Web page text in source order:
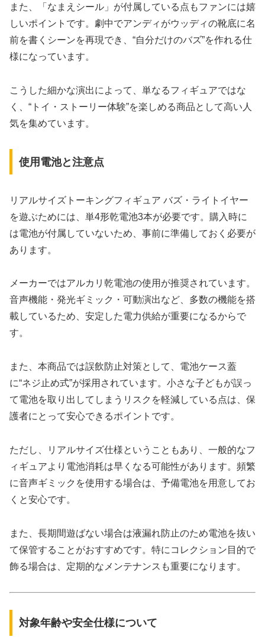
また、「なまえシール」が付属している点もファンには嬉
しいポイントです。劇中でアンディがウッディの靴底に名
前を書くシーンを再現でき、“自分だけのバズ”を作れる仕
様になっています。
こうした細かな演出によって、単なるフィギュアではな
く、“トイ・ストーリー体験”を楽しめる商品として高い人
気を集めています。
使用電池と注意点
リアルサイズトーキングフィギュア バズ・ライトイヤー
を遊ぶためには、単4形乾電池3本が必要です。購入時に
は電池が付属していないため、事前に準備しておく必要が
あります。
メーカーではアルカリ乾電池の使用が推奨されています。
音声機能・発光ギミック・可動演出など、多数の機能を搭
載しているため、安定した電力供給が重要になるからで
す。
また、本商品では誤飲防止対策として、電池ケース蓋
に“ネジ止め式”が採用されています。小さな子どもが誤っ
て電池を取り出してしまうリスクを軽減している点は、保
護者にとって安心できるポイントです。
ただし、リアルサイズ仕様ということもあり、一般的なフ
ィギュアより電池消耗は早くなる可能性があります。頻繁
に音声ギミックを使用する場合は、予備電池を用意してお
くと安心です。
また、長期間遊ばない場合は液漏れ防止のため電池を抜い
て保管することがおすすめです。特にコレクション目的で
飾る場合は、定期的なメンテナンスも重要になります。
対象年齢や安全仕様について